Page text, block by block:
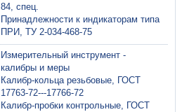
84, спец.
Принадлежности к индикаторам типа
ПРИ, ТУ 2-034-468-75
Измерительный инструмент -
калибры и меры
Калибр-кольца резьбовые, ГОСТ
17763-72---17766-72
Калибр-пробки контрольные, ГОСТ